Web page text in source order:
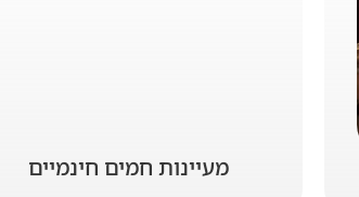
מעיינות חמים חינמיים